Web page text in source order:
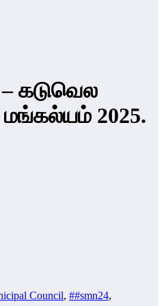
கடுவெல
2025.
Council, ##smn24,